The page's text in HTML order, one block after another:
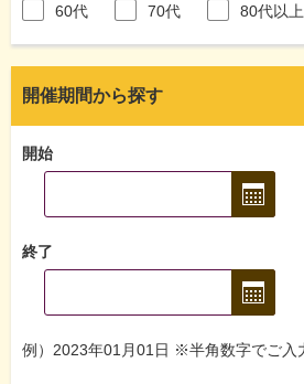
60代
70代 80代以上
開催期間から探す
開始
終了
例）2023年01月01日 ※半角数字でご入